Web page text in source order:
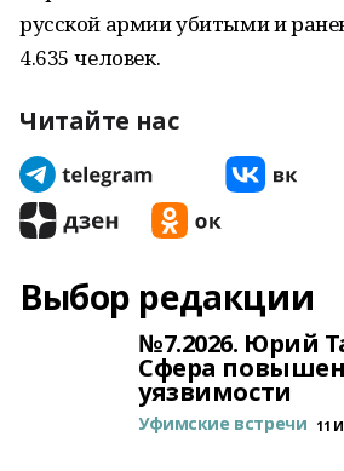
русской армии убитыми и
4.635 человек.
Читайте нас
Выбор редакции
№7.2026. Юрий
Сфера
уязвимости
Уфимские встречи 11